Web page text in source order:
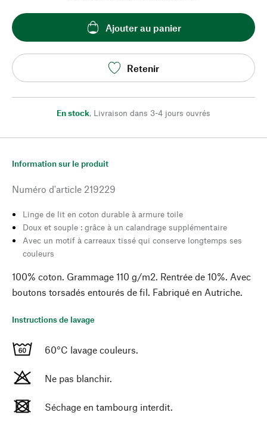
Ajouter au panier
Retenir
En stock, Livraison dans 3-4 jours ouvrés
Information sur le produit
Numéro d'article 219229
Linge de lit en coton durable à armure toile
Doux et souple : grâce à un calandrage supplémentaire
Avec un motif à carreaux tissé qui conserve longtemps ses
couleurs
100% coton. Grammage 110 g/m2. Rentrée de 10%. Avec
boutons torsadés entourés de fil. Fabriqué en Autriche.
Instructions de lavage
60°C lavage couleurs.
Ne pas blanchir.
Séchage en tambourg interdit.